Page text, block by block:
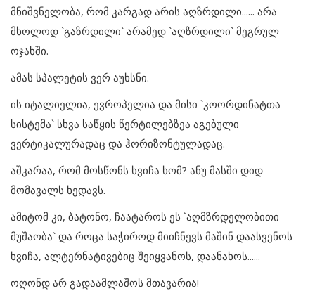
მნიშვნელობა, რომ კარგად არის აღზრდილი...... არა
მხოლოდ `გაზრდილი` არამედ `აღზრდილი` მეგრულ
ოჯახში.
ამას სპალეტის ვერ აუხსნი.
ის იტალიელია, ევროპელია და მისი `კოორდინატთა
სისტემა` სხვა საწყის წერტილებზეა აგებული
ვერტიკალურადაც და ჰორიზონტულადაც.
აშკარაა, რომ მოსწონს ხვიჩა ხომ? ანუ მასში დიდ
მომავალს ხედავს.
ამიტომ კი, ბატონო, ჩაატაროს ეს `აღმზრდელობითი
მუშაობა` და როცა საჭიროდ მიიჩნევს მაშინ დაასვენოს
ხვიჩა, ალტერნატივებიც შეიყვანოს, დაანახოს......
ოღონდ არ გადაამლაშოს მთავარია!